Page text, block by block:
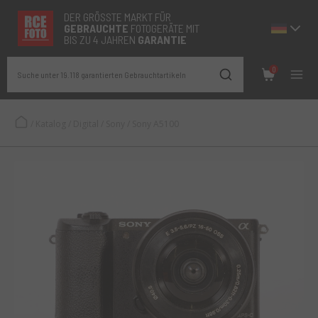
DER GRÖSSTE MARKT FÜR
GEBRAUCHTE FOTOGERÄTE MIT
BIS ZU 4 JAHREN GARANTIE
Suche unter 19.118 garantierten Gebrauchtartikeln
0